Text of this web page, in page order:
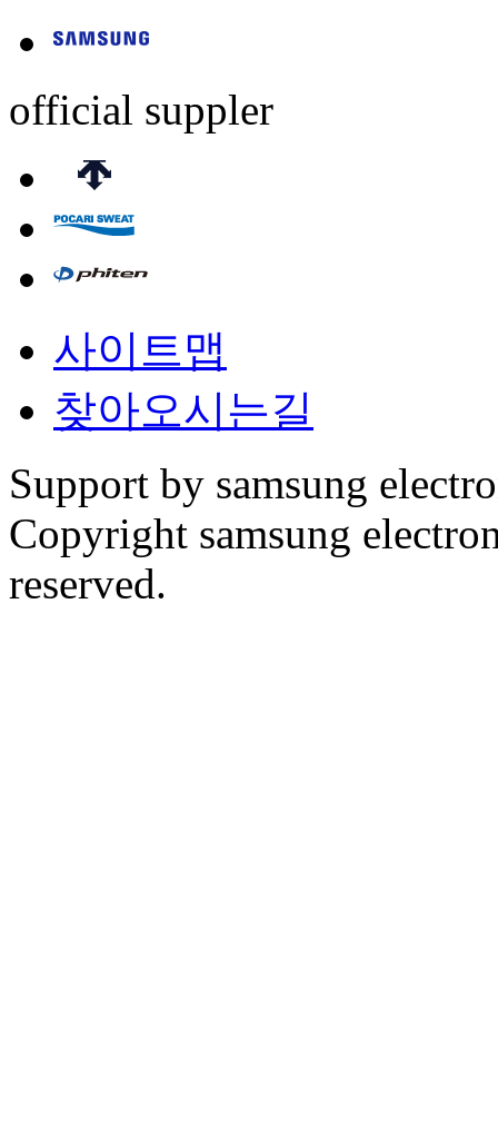
official suppler
사이트맵
찾아오시는길
Support by samsung
Copyright samsung
reserved.